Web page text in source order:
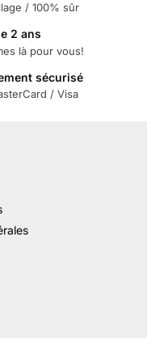
/ 100% sûr
2 ans
là pour vous!
sécurisé
/ Visa